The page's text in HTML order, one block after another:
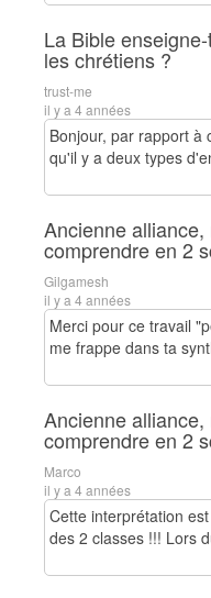
La Bible
les chrétiens ?
trust-me
il y a 4 années
Bonjour, par rapport à
qu'il y a deux types
Ancienne
comprendre en 2
Gilgamesh
il y a 4 années
Merci pour ce travail
me frappe dans ta
Ancienne
comprendre en 2
Marco
il y a 4 années
Cette interprétation
des 2 classes !!! Lors